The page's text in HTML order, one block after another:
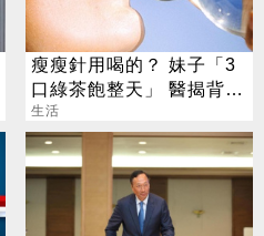
瘦瘦針用喝的？ 妹子「3
口綠茶飽整天」 醫揭背後
真相
生活